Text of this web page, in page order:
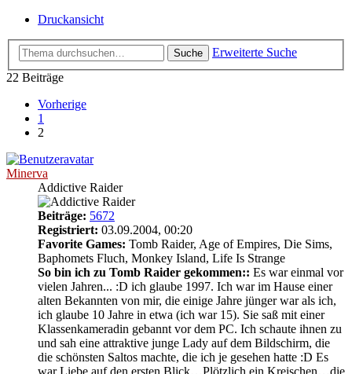
Druckansicht
Suche
Erweiterte Suche
22 Beiträge
Vorherige
1
2
Minerva
Addictive Raider
Beiträge: 5672
Registriert: 03.09.2004, 00:20
Favorite Games: Tomb Raider, Age of Empires, Die Sims,
Baphomets Fluch, Monkey Island, Life Is Strange
So bin ich zu Tomb Raider gekommen:: Es war einmal vor
vielen Jahren... :D ich glaube 1997. Ich war im Hause einer
alten Bekannten von mir, die einige Jahre jünger war als ich,
ich glaube 10 Jahre in etwa (ich war 15). Sie saß mit einer
Klassenkameradin gebannt vor dem PC. Ich schaute ihnen zu
und sah eine attraktive junge Lady auf dem Bildschirm, die
die schönsten Saltos machte, die ich je gesehen hatte :D Es